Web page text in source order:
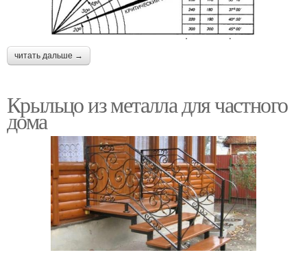
читать дальше →
Крыльцо из металла для частного
дома